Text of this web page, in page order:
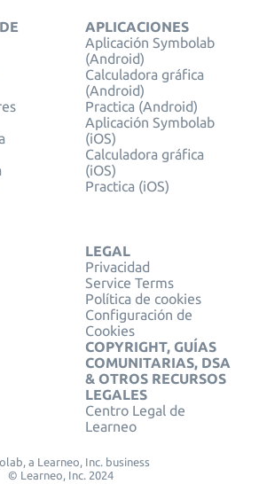
APLICACIONES
Aplicación Symbolab
(Android)
Calculadora gráfica
(Android)
Practica (Android)
Aplicación Symbolab
(iOS)
Calculadora gráfica
(iOS)
Practica (iOS)
LEGAL
Privacidad
Service Terms
Política de cookies
Configuración de
Cookies
COPYRIGHT, GUÍAS
COMUNITARIAS, DSA
& OTROS RECURSOS
LEGALES
Centro Legal de
Learneo
a Learneo, Inc. business
© Learneo, Inc. 2024